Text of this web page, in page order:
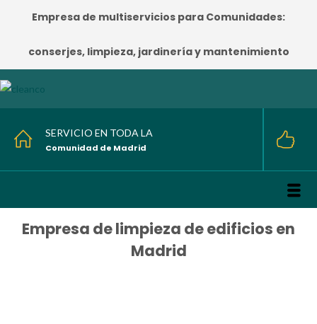
Empresa de multiservicios para Comunidades:
conserjes, limpieza, jardinería y mantenimiento
SERVICIO EN TODA LA
Comunidad de Madrid
Empresa de limpieza de edificios en
Madrid